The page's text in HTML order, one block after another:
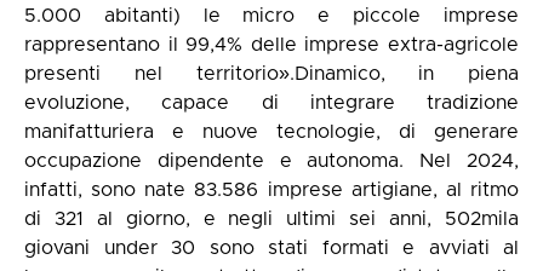
5.000 abitanti) le micro e piccole imprese
rappresentano il 99,4% delle imprese extra-agricole
presenti nel territorio».Dinamico, in piena
evoluzione, capace di integrare tradizione
manifatturiera e nuove tecnologie, di generare
occupazione dipendente e autonoma. Nel 2024,
infatti, sono nate 83.586 imprese artigiane, al ritmo
di 321 al giorno, e negli ultimi sei anni, 502mila
giovani under 30 sono stati formati e avviati al